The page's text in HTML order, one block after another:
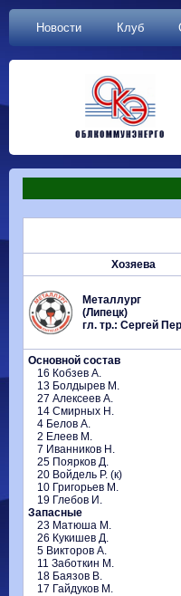
Новости Клуб
Хозяева
Металлург
(Липецк)
гл. тр.: Сергей
Основной состав
16 Кобзев А.
13 Болдырев М.
27 Алексеев А.
14 Смирных Н.
4 Белов А.
2 Елеев М.
7 Иванников Н.
25 Поярков Д.
20 Войдель Р. (к)
10 Григорьев М.
19 Глебов И.
Запасные
23 Матюша М.
26 Кукишев Д.
5 Викторов А.
11 Заботкин М.
18 Баязов В.
17 Гайдуков М.